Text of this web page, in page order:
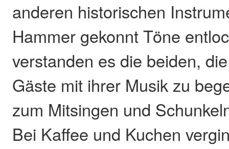
anderen historischen
Hammer gekonnt Töne
verstanden es die beiden,
Gäste mit ihrer Musik zu
zum Mitsingen und
Bei Kaffee und Kuchen